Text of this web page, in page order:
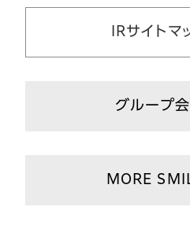
IRサイトマ
グループ
MORE